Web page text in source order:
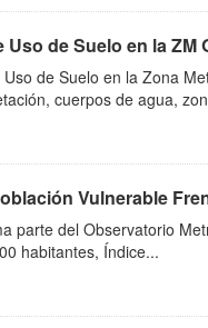
de Suelo en la ZM
de Suelo en la Zona
cuerpos de agua,
Vulnerable
parte del Observatorio
habitantes, Índice...